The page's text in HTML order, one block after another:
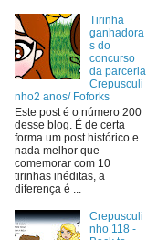
Tirinha
ganhadora
s do
concurso
da parceria
Crepusculi
nho2 anos/ Foforks
Este post é o número 200
desse blog. É de certa
forma um post histórico e
nada melhor que
comemorar com 10
tirinhas inéditas, a
diferença é ...
Crepusculi
nho 118 -